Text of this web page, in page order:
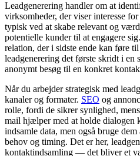
Leadgenerering handler om at
virksomheder, der viser interesse
typisk ved at skabe relevant og
potentielle kunder til at engagere
relation, der i sidste ende kan føre
leadgenerering det første skridt i en
anonymt besøg til en konkret
Når du arbejder strategisk med
kanaler og formater. SEO og
rolle, fordi de sikrer synlighed, mens
mail hjælper med at holde dialogen
indsamle data, men også bruge
behov og timing. Det er her,
kontaktindsamling — det bliver et